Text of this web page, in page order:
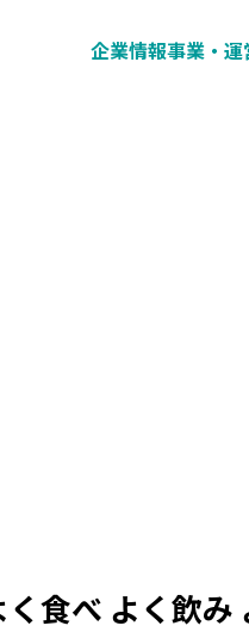
企業情報事業・運
く食べ よく飲み